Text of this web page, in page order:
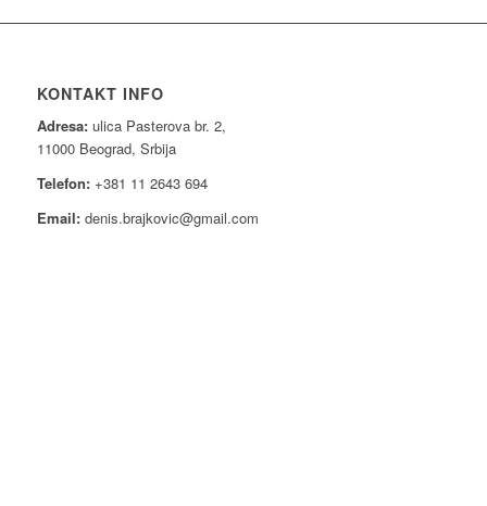
KONTAKT INFO
Adresa: ulica Pasterova br. 2,
11000 Beograd, Srbija
Telefon: +381 11 2643 694
Email: denis.brajkovic@gmail.com